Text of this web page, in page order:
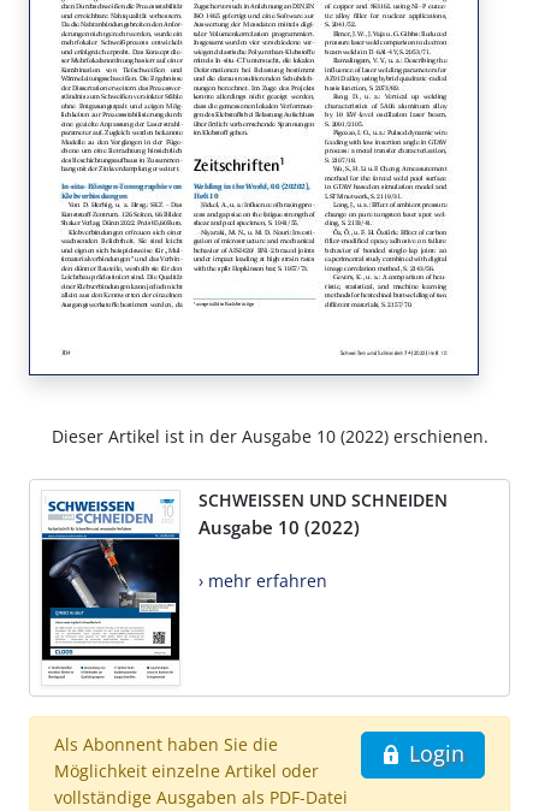
Dieser Artikel ist in der Ausgabe 10 (2022) erschienen.
SCHWEISSEN UND SCHNEIDEN
Ausgabe 10 (2022)
› mehr erfahren
Login
Als Abonnent haben Sie die
Möglichkeit einzelne Artikel oder
vollständige Ausgaben als PDF-Datei